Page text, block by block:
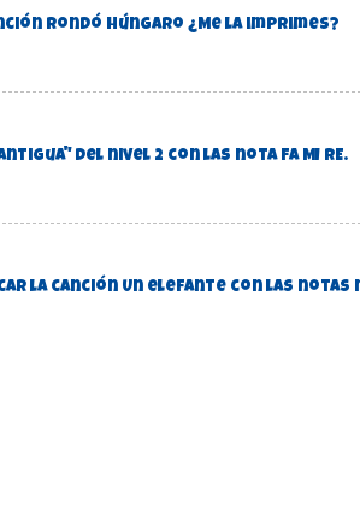
Rondó Húngaro ¿Me la imprimes?
del nivel 2 con las nota FA MI RE.
la canción Un elefante con las notas